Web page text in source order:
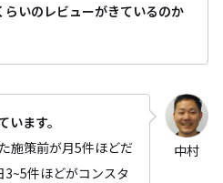
らいのレビューがきているのか
ます。
施策前が月5件ほどだ
件ほどがコンスタ
中村